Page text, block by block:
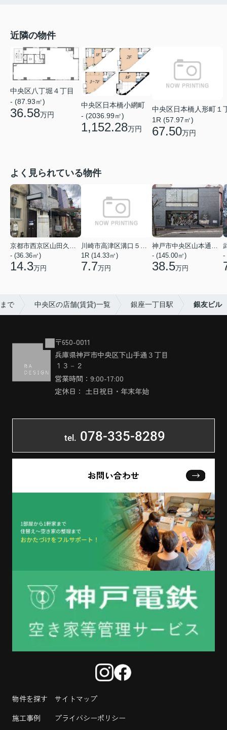
近隣の物件
中央区八丁堀４丁目
- (87.93㎡)
36.58万円
中央区日本橋小網町
- (2036.99㎡)
1,152.28万円
中央区日本橋人形町１
1R (57.97㎡)
67.50万円
よく見られている物件
- (36.36㎡)
14.3万円
1R (14.33㎡)
7.7万円
- (145.00㎡)
38.5万円
-
で 中央区の店舗(賃貸)一覧 銀座一丁目駅 銀友ビル
〒650-0011
兵庫県神戸市中央区下山手通３丁目
１３－２
営業時間：9:00-17:00
定休日： 土日祝日・年末年始
tel. 078-335-8289
お問い合わせ
物件を探す
施工事例
サイトマップ
プライバシーポリシー